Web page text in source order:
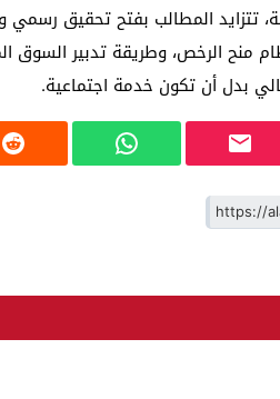
تتزايد المطالب بفتح تحقيق رسمي
منح الرخص، وطريقة تدبير
بدل أن تكون خدمة اجتماعية.